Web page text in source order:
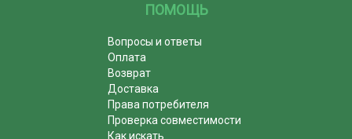
ПОМОЩЬ
Вопросы и ответы
Оплата
Возврат
Доставка
Права потребителя
Проверка совместимости
Как искать